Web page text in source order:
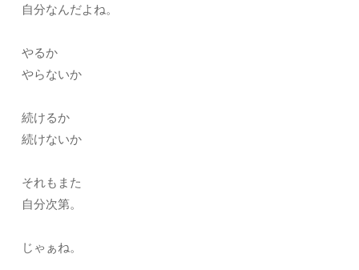
自分なんだよね。
やるか
やらないか
続けるか
続けないか
それもまた
自分次第。
じゃぁね。